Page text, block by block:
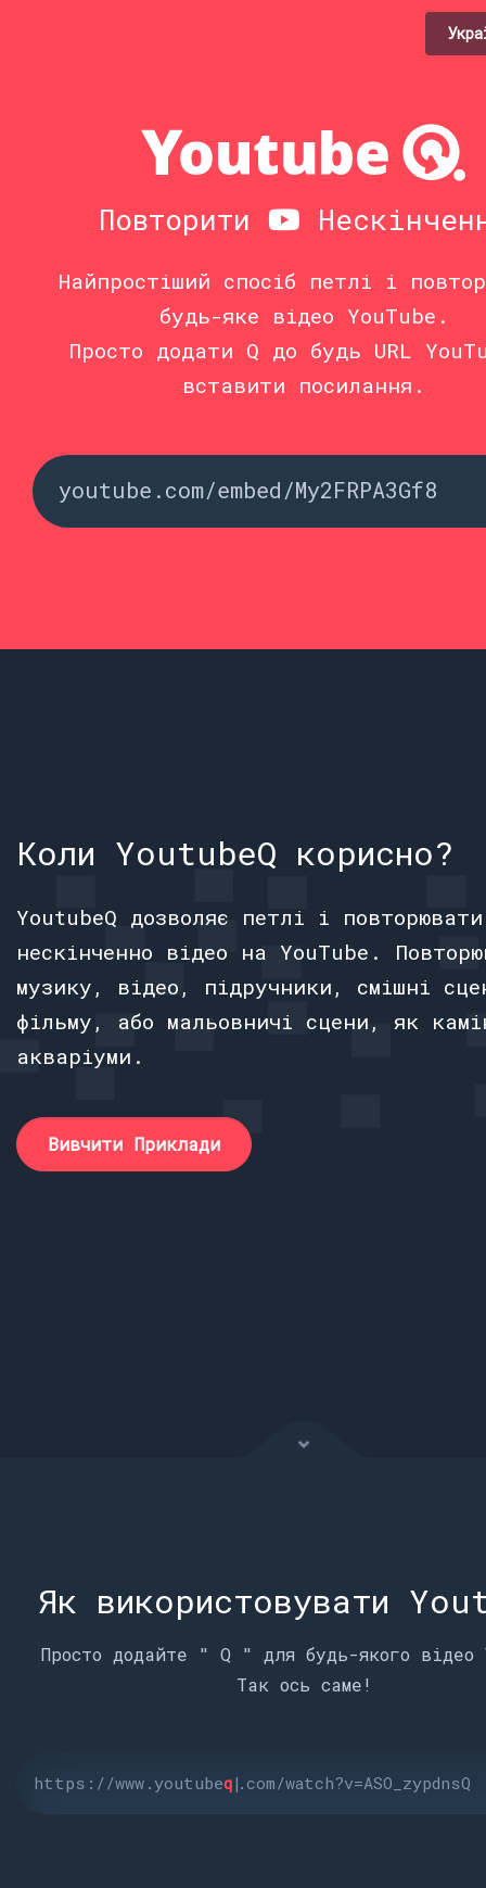
Повторити
Найпростіший спосіб петлі і
будь-яке відео YouTube.
Просто додати Q до будь URL
вставити посилання.
Коли YoutubeQ корисно?
YoutubeQ дозволяє петлі і повторювати
нескінченно відео на YouTube.
музику, відео, підручники, смішні
фільму, або мальовничі сцени, як
акваріуми.
Вивчити Приклади
Як використовувати
Просто додайте " Q " для будь-якого відео
Так ось саме!
https://www.youtubeq|.com/watch?v=ASO_zypdnsQ